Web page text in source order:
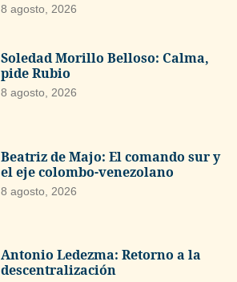
8 agosto, 2026
Soledad Morillo Belloso: Calma,
pide Rubio
8 agosto, 2026
Beatriz de Majo: El comando sur y
el eje colombo-venezolano
8 agosto, 2026
Antonio Ledezma: Retorno a la
descentralización